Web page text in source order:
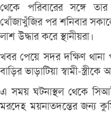
থেকে পরিবারের সঙ্গে
খোঁজাখুঁজির পর শনিবার
লাশ উদ্ধার করে স্থানীয়রা।
খবর পেয়ে সদর দক্ষিণ
বাড়ির ভাড়াটিয়া স্বামী-
এ সময় ঘটনাস্থল থেকে
মরদেহ ময়নাতদন্তের জন্য